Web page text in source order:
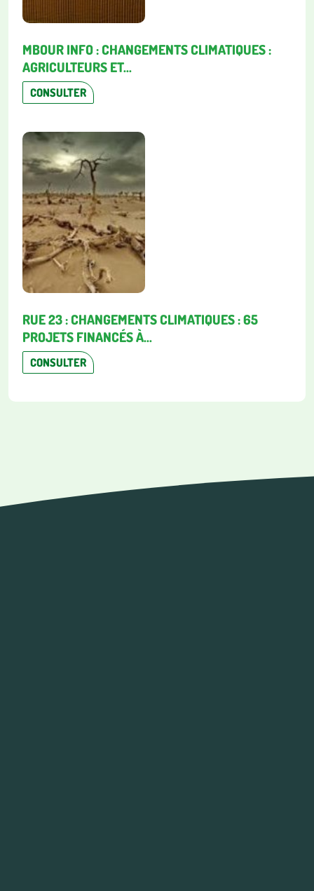
MBOUR INFO : CHANGEMENTS CLIMATIQUES :
AGRICULTEURS ET...
CONSULTER
RUE 23 : CHANGEMENTS CLIMATIQUES : 65
PROJETS FINANCÉS À...
CONSULTER